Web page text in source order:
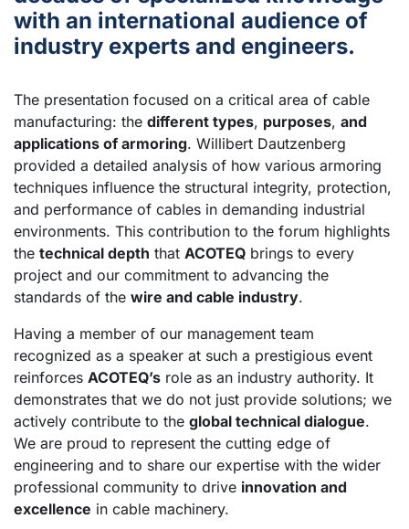
with an international audience of
industry experts and engineers.
The presentation focused on a critical area of cable
manufacturing: the different types, purposes, and
applications of armoring. Willibert Dautzenberg
provided a detailed analysis of how various armoring
techniques influence the structural integrity, protection,
and performance of cables in demanding industrial
environments. This contribution to the forum highlights
the technical depth that ACOTEQ brings to every
project and our commitment to advancing the
standards of the wire and cable industry.
Having a member of our management team
recognized as a speaker at such a prestigious event
reinforces ACOTEQ’s role as an industry authority. It
demonstrates that we do not just provide solutions; we
actively contribute to the global technical dialogue.
We are proud to represent the cutting edge of
engineering and to share our expertise with the wider
professional community to drive innovation and
excellence in cable machinery.